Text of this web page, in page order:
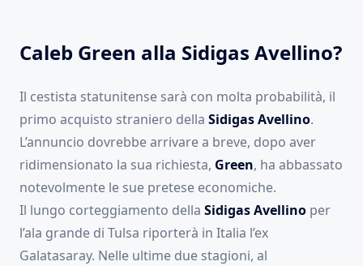
Caleb Green alla Sidigas Avellino?
Il cestista statunitense sarà con molta probabilità, il
primo acquisto straniero della Sidigas Avellino.
L’annuncio dovrebbe arrivare a breve, dopo aver
ridimensionato la sua richiesta, Green, ha abbassato
notevolmente le sue pretese economiche.
Il lungo corteggiamento della Sidigas Avellino per
l’ala grande di Tulsa riporterà in Italia l’ex
Galatasaray. Nelle ultime due stagioni, al